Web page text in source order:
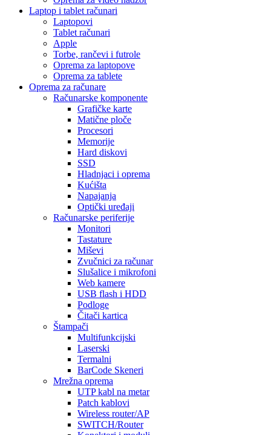
Laptop i tablet računari
Laptopovi
Tablet računari
Apple
Torbe, rančevi i futrole
Oprema za laptopove
Oprema za tablete
Oprema za računare
Računarske komponente
Grafičke karte
Matične ploče
Procesori
Memorije
Hard diskovi
SSD
Hladnjaci i oprema
Kućišta
Napajanja
Optički uređaji
Računarske periferije
Monitori
Tastature
Miševi
Zvučnici za računar
Slušalice i mikrofoni
Web kamere
USB flash i HDD
Podloge
Čitači kartica
Štampači
Multifunkcijski
Laserski
Termalni
BarCode Skeneri
Mrežna oprema
UTP kabl na metar
Patch kablovi
Wireless router/AP
SWITCH/Router